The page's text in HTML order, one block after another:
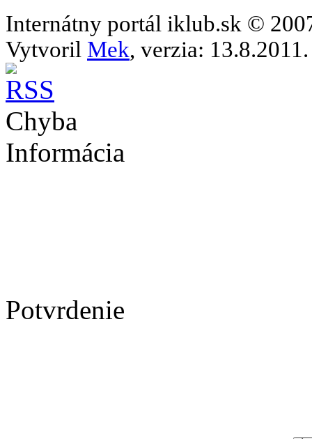
Internátny portál iklub.sk ©
Vytvoril Mek, verzia: 13.8.2011.
Chyba
Informácia
Potvrdenie